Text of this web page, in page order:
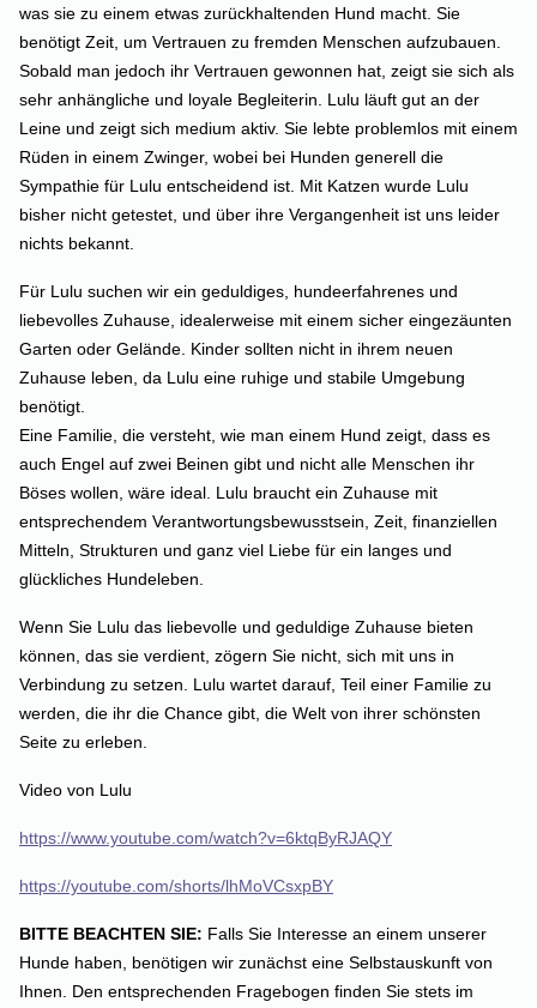
was sie zu einem etwas zurückhaltenden Hund macht. Sie
benötigt Zeit, um Vertrauen zu fremden Menschen aufzubauen.
Sobald man jedoch ihr Vertrauen gewonnen hat, zeigt sie sich als
sehr anhängliche und loyale Begleiterin. Lulu läuft gut an der
Leine und zeigt sich medium aktiv. Sie lebte problemlos mit einem
Rüden in einem Zwinger, wobei bei Hunden generell die
Sympathie für Lulu entscheidend ist. Mit Katzen wurde Lulu
bisher nicht getestet, und über ihre Vergangenheit ist uns leider
nichts bekannt.
Für Lulu suchen wir ein geduldiges, hundeerfahrenes und
liebevolles Zuhause, idealerweise mit einem sicher eingezäunten
Garten oder Gelände. Kinder sollten nicht in ihrem neuen
Zuhause leben, da Lulu eine ruhige und stabile Umgebung
benötigt.
Eine Familie, die versteht, wie man einem Hund zeigt, dass es
auch Engel auf zwei Beinen gibt und nicht alle Menschen ihr
Böses wollen, wäre ideal. Lulu braucht ein Zuhause mit
entsprechendem Verantwortungsbewusstsein, Zeit, finanziellen
Mitteln, Strukturen und ganz viel Liebe für ein langes und
glückliches Hundeleben.
Wenn Sie Lulu das liebevolle und geduldige Zuhause bieten
können, das sie verdient, zögern Sie nicht, sich mit uns in
Verbindung zu setzen. Lulu wartet darauf, Teil einer Familie zu
werden, die ihr die Chance gibt, die Welt von ihrer schönsten
Seite zu erleben.
Video von Lulu
https://www.youtube.com/watch?v=6ktqByRJAQY
https://youtube.com/shorts/lhMoVCsxpBY
BITTE BEACHTEN SIE: Falls Sie Interesse an einem unserer
Hunde haben, benötigen wir zunächst eine Selbstauskunft von
Ihnen. Den entsprechenden Fragebogen finden Sie stets im